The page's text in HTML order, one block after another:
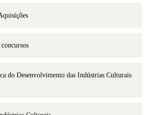
do Desenvolvimento das Indústrias Culturais